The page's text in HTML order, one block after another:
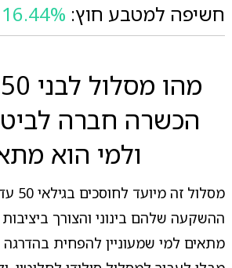
חשיפה למטבע חוץ: 16.44%
הכשרה חברה
ולמי הוא
ההשקעה שלהם בינוני והצורך ביציבות
מתאים למי שמעוניין להפחית